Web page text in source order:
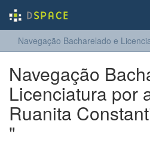
Navegação Bacharelado e
Navegação
Licenciatura por
Ruanita
"